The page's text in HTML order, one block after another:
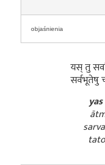
objaśnienia
यस् तु
सर्वभूतेषु
yas